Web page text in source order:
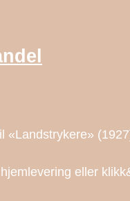
eller